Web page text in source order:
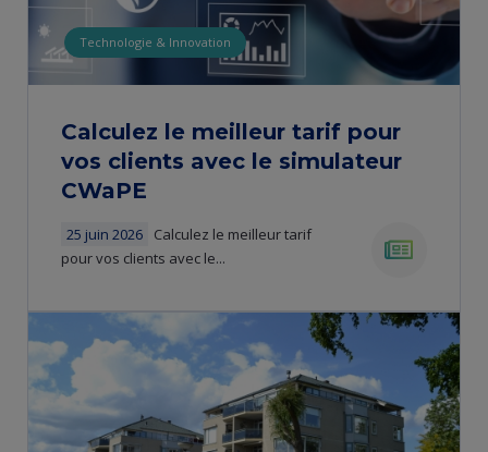
Technologie & Innovation
Calculez le meilleur tarif pour
vos clients avec le simulateur
CWaPE
25 juin 2026
Calculez le meilleur tarif
pour vos clients avec le...